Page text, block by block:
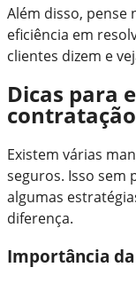
Além disso, pense
eficiência em
clientes dizem e
Dicas para
Existem várias
seguros. Isso sem
algumas
diferença.
Importância